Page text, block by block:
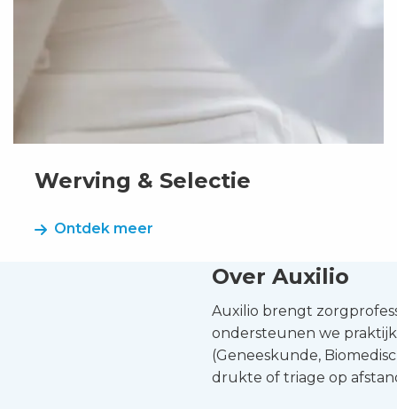
Werving & Selectie
Ontdek meer
Over Auxilio
Auxilio brengt
ondersteunen we
(Geneeskunde,
drukte of triage op